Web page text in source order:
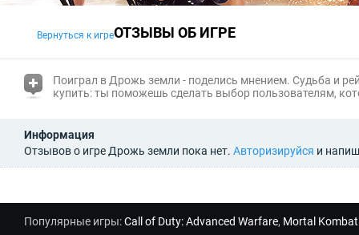
Вернуться к игреОТЗЫВЫ ОБ ИГРЕ
Поиграл в Дрожь земли - поделись мнением. Судьба и
купить: ты поможешь сделать выбор пользователям,
Информация
Отзывов о игре Дрожь земли пока нет. Авторизируйся и
Популярные игры:Call of Duty: Advanced Warfare, Mortal